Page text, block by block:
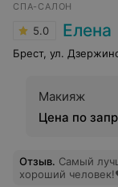
СПА-САЛОН
5.0 Елена
Брест, ул.
Макияж
Цена по
Отзыв. Самый
хороший